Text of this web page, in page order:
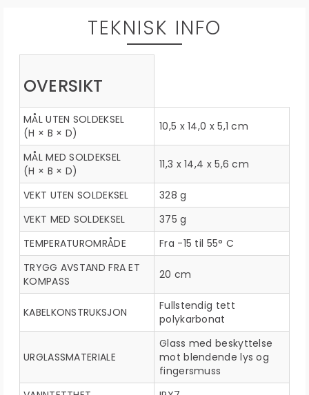
TEKNISK INFO
OVERSIKT
MÅL UTEN SOLDEKSEL
(H × B × D)
10,5 x 14,0 x 5,1 cm
MÅL MED SOLDEKSEL
(H × B × D)
11,3 x 14,4 x 5,6 cm
VEKT UTEN SOLDEKSEL
328 g
VEKT MED SOLDEKSEL
375 g
TEMPERATUROMRÅDE
Fra -15 til 55° C
TRYGG AVSTAND FRA ET
KOMPASS
20 cm
KABELKONSTRUKSJON
Fullstendig tett
polykarbonat
URGLASSMATERIALE
Glass med beskyttelse
mot blendende lys og
fingersmuss